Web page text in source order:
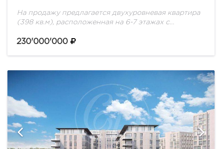
На продажу предлагается двухуровневая квартира
(398 кв.м), расположенная на 6-7 этажах с
квартире предусмотрено 4 спальни и кабинет. Два
230'000'000